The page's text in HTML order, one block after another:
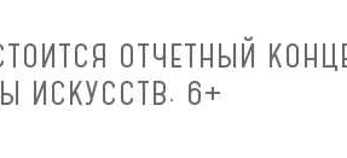
ОТЧЕТНЫЙ
ИСКУССТВ. 6+